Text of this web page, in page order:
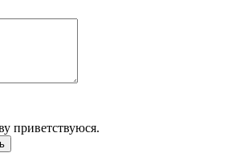
приветствуюся.